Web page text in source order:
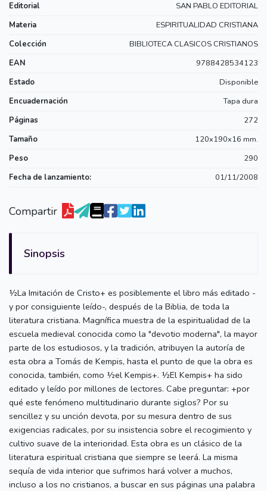
Editorial
SAN PABLO EDITORIAL
Materia
ESPIRITUALIDAD CRISTIANA
Colección
BIBLIOTECA CLASICOS CRISTIANOS
EAN
9788428534123
Estado
Disponible
Encuadernación
Tapa dura
Páginas
272
Tamaño
120x190x16 mm.
Peso
290
Fecha de lanzamiento:
01/11/2008
Compartir
Sinopsis
½La Imitación de Cristo+ es posiblemente el libro más editado -
y por consiguiente leído-, después de la Biblia, de toda la
literatura cristiana. Magnífica muestra de la espiritualidad de la
escuela medieval conocida como la "devotio moderna", la mayor
parte de los estudiosos, y la tradición, atribuyen la autoría de
esta obra a Tomás de Kempis, hasta el punto de que la obra es
conocida, también, como ½el Kempis+. ½El Kempis+ ha sido
editado y leído por millones de lectores. Cabe preguntar: +por
qué este fenómeno multitudinario durante siglos? Por su
sencillez y su unción devota, por su mesura dentro de sus
exigencias radicales, por su insistencia sobre el recogimiento y
cultivo suave de la interioridad. Esta obra es un clásico de la
literatura espiritual cristiana que siempre se leerá. La misma
sequía de vida interior que sufrimos hará volver a muchos,
incluso a los no cristianos, a buscar en sus páginas una palabra